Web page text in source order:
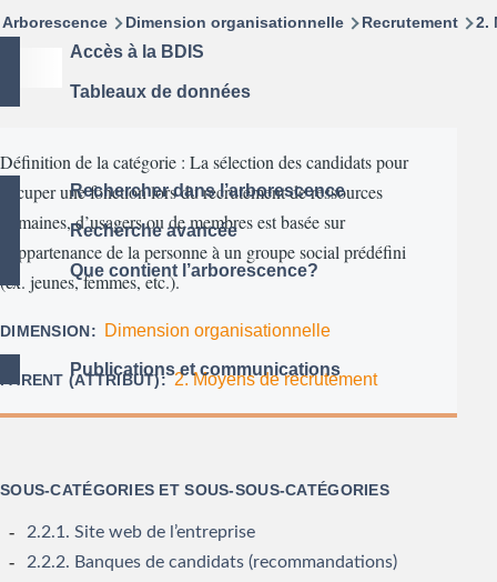
Accès à la BDIS
Tableaux de données
Rechercher dans l’arborescence
Recherche avancée
Que contient l’arborescence?
Publications et communications
Arborescence Dimension organisationnelle Recrutement 2.
Définition de la catégorie : La sélection des candidats pour
occuper une fonction lors du recrutement de ressources
humaines, d’usagers ou de membres est basée sur
l’appartenance de la personne à un groupe social prédéfini
(ex. jeunes, femmes, etc.).
DIMENSION Dimension organisationnelle
PARENT (ATTRIBUT) 2. Moyens de recrutement
SOUS-CATÉGORIES ET SOUS-SOUS-CATÉGORIES
2.2.1. Site web de l’entreprise
2.2.2. Banques de candidats (recommandations)